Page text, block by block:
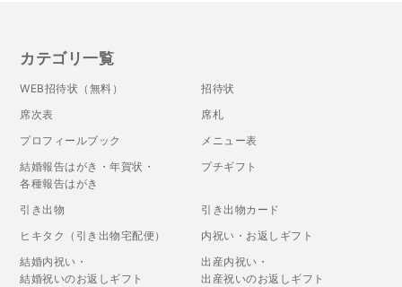
カテゴリ一覧
WEB招待状（無料）
招待状
席次表
席札
プロフィールブック
メニュー表
結婚報告はがき・年賀状・
各種報告はがき
プチギフト
引き出物
引き出物カード
ヒキタク（引き出物宅配便）
内祝い・お返しギフト
結婚内祝い・
結婚祝いのお返しギフト
出産内祝い・
出産祝いのお返しギフト